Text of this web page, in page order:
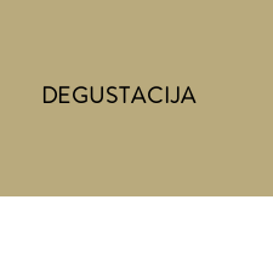
DEGUSTACIJA